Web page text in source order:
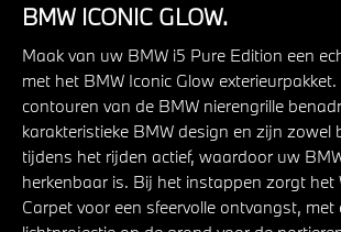
BMW ICONIC GLOW.
Maak van uw BMW i5 Pure Edition een
met het BMW Iconic Glow exterieurpakket.
contouren van de BMW nierengrille
karakteristieke BMW design en zijn zowel
tijdens het rijden actief, waardoor uw
herkenbaar is. Bij het instappen zorgt het
Carpet voor een sfeervolle ontvangst,